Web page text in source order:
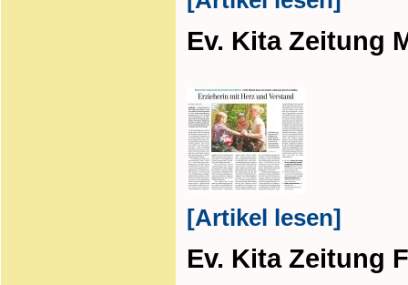
Ev. Kita Zeitung
[Artikel lesen]
Ev. Kita Zeitung